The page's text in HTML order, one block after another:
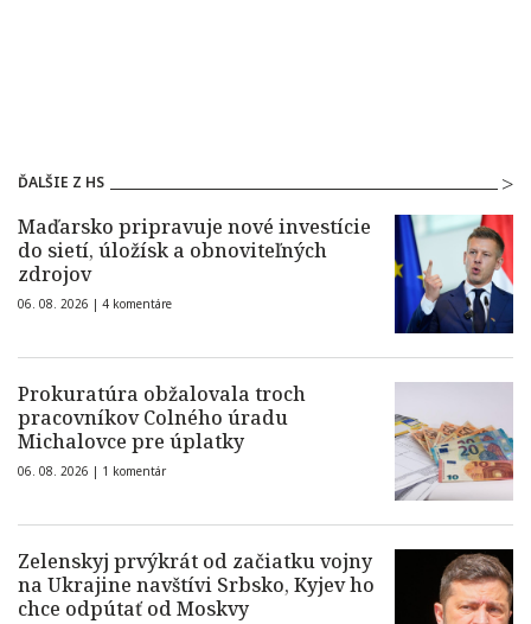
ĎALŠIE Z HS
Maďarsko pripravuje nové investície
do sietí, úložísk a obnoviteľných
zdrojov
06. 08. 2026 | 4 komentáre
Prokuratúra obžalovala troch
pracovníkov Colného úradu
Michalovce pre úplatky
06. 08. 2026 | 1 komentár
Zelenskyj prvýkrát od začiatku vojny
na Ukrajine navštívi Srbsko, Kyjev ho
chce odpútať od Moskvy